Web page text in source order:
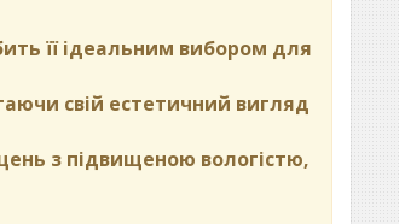
її ідеальним вибором для
свій естетичний вигляд
з підвищеною вологістю,